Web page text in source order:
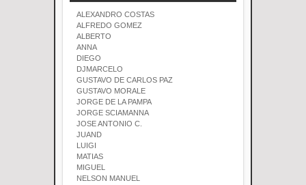
ALEXANDRO COSTAS
ALFREDO GOMEZ
ALBERTO
ANNA
DIEGO
DJMARCELO
GUSTAVO DE CARLOS PAZ
GUSTAVO MORALE
JORGE DE LA PAMPA
JORGE SCIAMANNA
JOSE ANTONIO C.
JUAND
LUIGI
MATIAS
MIGUEL
NELSON MANUEL